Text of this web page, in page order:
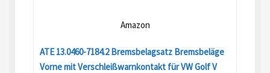
Amazon
ATE 13.0460-7184.2 Bremsbelagsatz Bremsbeläge
Vorne mit Verschleißwarnkontakt für VW Golf V